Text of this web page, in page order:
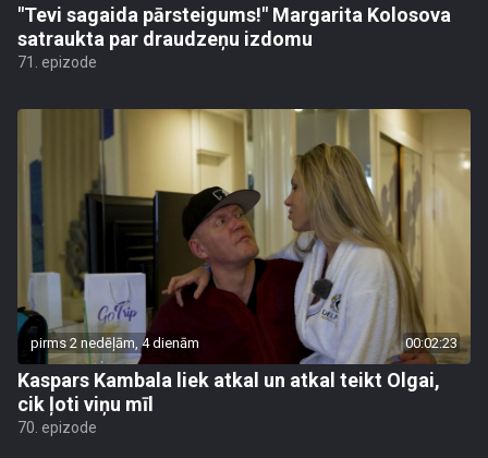
"Tevi sagaida pārsteigums!" Margarita Kolosova
satraukta par draudzeņu izdomu
71. epizode
pirms 2 nedēļām, 4 dienām 00:02:23
Kaspars Kambala liek atkal un atkal teikt Olgai,
cik ļoti viņu mīl
70. epizode